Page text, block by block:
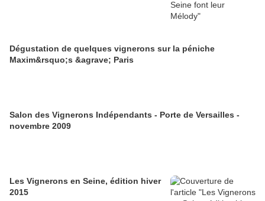
Dégustation de quelques vignerons sur la péniche
Maxim&rsquo;s &agrave; Paris
Salon des Vignerons Indépendants - Porte de Versailles -
novembre 2009
Les Vignerons en Seine, édition hiver
2015